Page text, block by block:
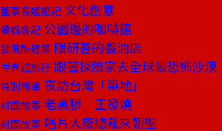
董事長嬉遊記 文化創意
饕姊食記 公園邊的咖啡館
發現酷建築 隈研吾的醬油店
世界超旅行 跟著探險家去全球最恐怖沙漠
特別報導 夜訪台灣「築地」
封面故事 老黑膠 正發燒
封面故事 唱片大廠總裁來朝聖